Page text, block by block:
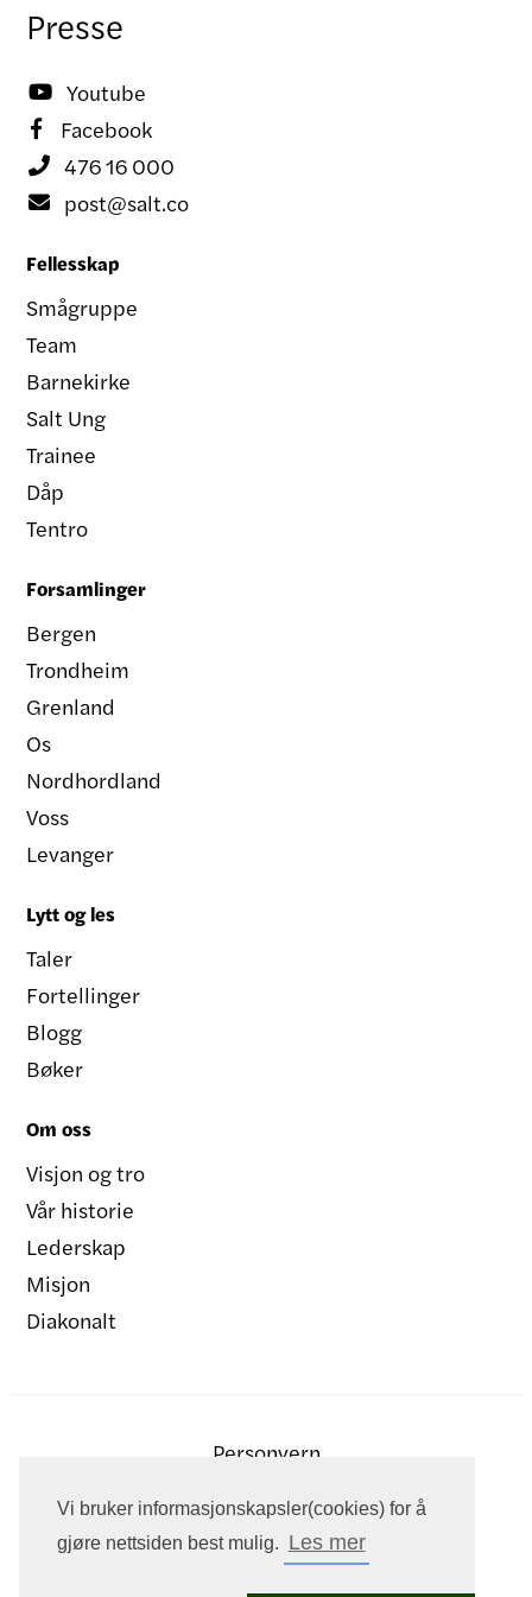
Vi bruker informasjonskapsler(cookies) for å
gjøre nettsiden best mulig. Les mer
Presse
 Youtube
 Facebook
 476 16 000
 post@salt.co
Fellesskap
Smågruppe
Team
Barnekirke
Salt Ung
Trainee
Dåp
Tentro
Forsamlinger
Bergen
Trondheim
Grenland
Os
Nordhordland
Voss
Levanger
Lytt og les
Taler
Fortellinger
Blogg
Bøker
Om oss
Visjon og tro
Vår historie
Lederskap
Misjon
Diakonalt
Personvern